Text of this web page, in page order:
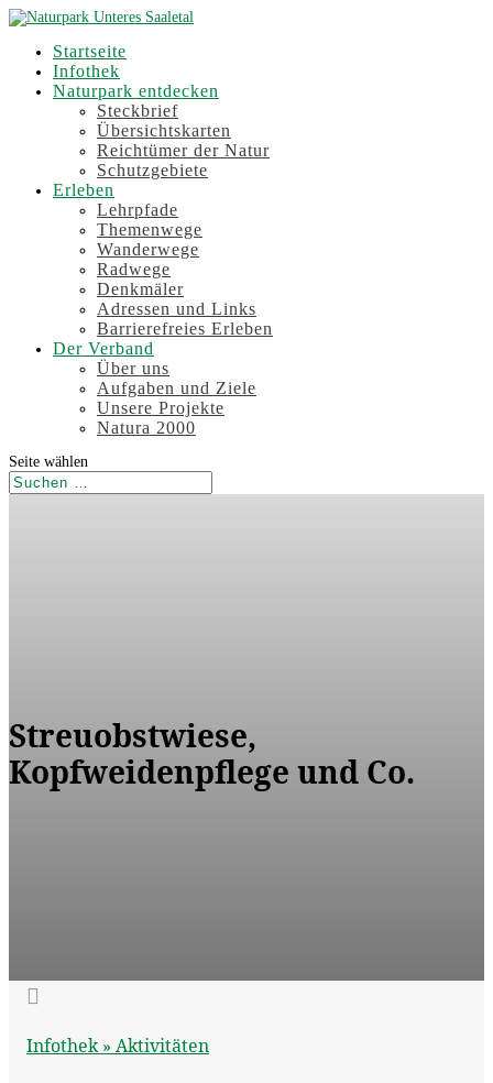
Startseite
Infothek
Naturpark entdecken
Steckbrief
Übersichtskarten
Reichtümer der Natur
Schutzgebiete
Erleben
Lehrpfade
Themenwege
Wanderwege
Radwege
Denkmäler
Adressen und Links
Barrierefreies Erleben
Der Verband
Über uns
Aufgaben und Ziele
Unsere Projekte
Natura 2000
Seite wählen
Streuobstwiese,
Kopfweidenpflege und Co.

Infothek » Aktivitäten